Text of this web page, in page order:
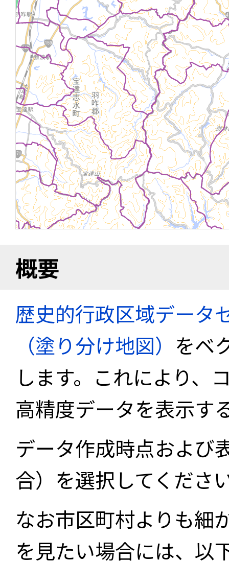
概要
歴史的行政区域データ
（塗り分け地図） をベ
します。これにより、
高精度データを表示す
データ作成時点および
合）を選択してくださ
なお市区町村よりも細
を見たい場合には、以